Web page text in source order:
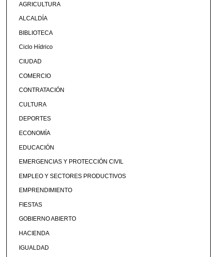
AGRICULTURA
ALCALDÍA
BIBLIOTECA
Ciclo Hídrico
CIUDAD
COMERCIO
CONTRATACIÓN
CULTURA
DEPORTES
ECONOMÍA
EDUCACIÓN
EMERGENCIAS Y PROTECCIÓN CIVIL
EMPLEO Y SECTORES PRODUCTIVOS
EMPRENDIMIENTO
FIESTAS
GOBIERNO ABIERTO
HACIENDA
IGUALDAD